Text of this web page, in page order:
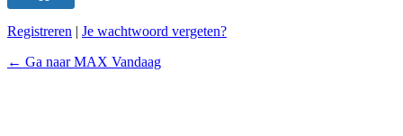
Registreren | Je wachtwoord vergeten?
← Ga naar MAX Vandaag